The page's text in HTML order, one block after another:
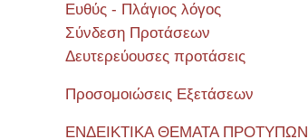
Ευθύς - Πλάγιος λόγος
Σύνδεση Προτάσεων
Δευτερεύουσες προτάσεις
Προσομοιώσεις Εξετάσεων
ΕΝΔΕΙΚΤΙΚΑ ΘΕΜΑΤΑ ΠΡΟΤΥΠΩΝ